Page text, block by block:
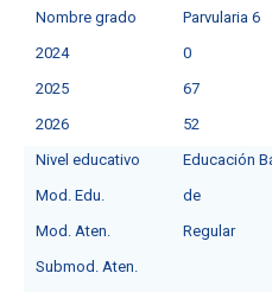
Nombre grado
Parvularia 6
2024
0
2025
67
2026
52
Nivel educativo
Educación
Mod. Edu.
de
Mod. Aten.
Regular
Submod. Aten.